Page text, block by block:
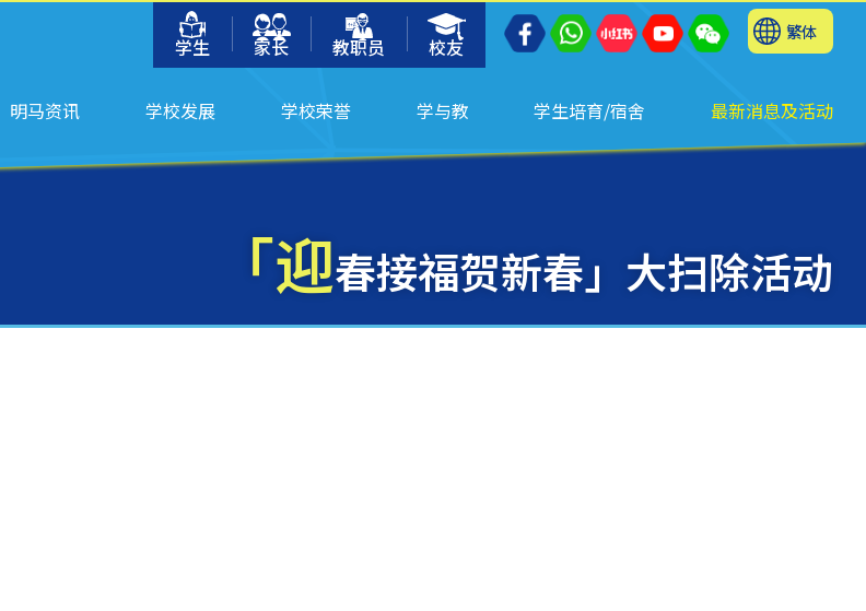
学生
家长 教职员 校友
繁体
明马资讯 学校发展 学校荣誉 学与教 学生培育/宿舍 最新消息及活动
「迎春接福贺新春」大扫除活动